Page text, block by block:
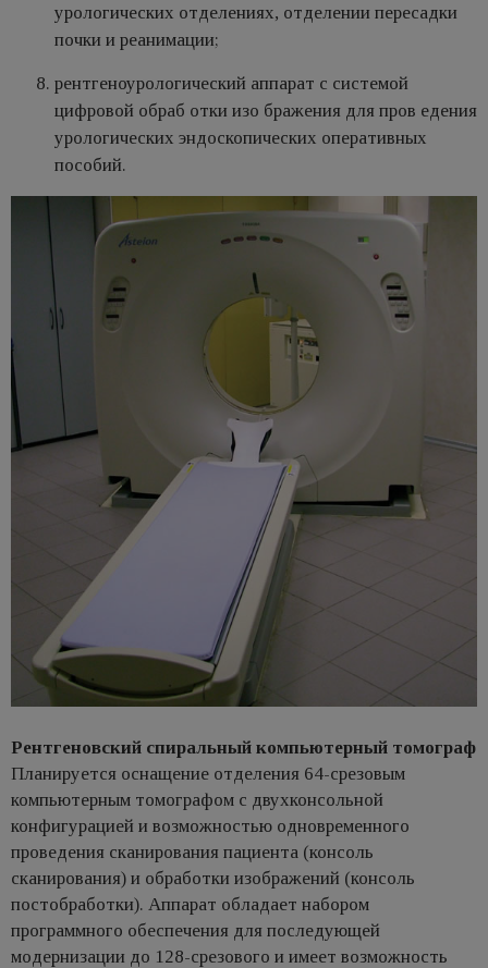
урологических отделениях, отделении пересадки
почки и реанимации;
рентгеноурологический аппарат с системой
цифровой обраб отки изо бражения для пров едения
урологических эндоскопических оперативных
пособий.
Рентгеновский спиральный компьютерный томограф
Планируется оснащение отделения 64-срезовым
компьютерным томографом с двухконсольной
конфигурацией и возможностью одновременного
проведения сканирования пациента (консоль
сканирования) и обработки изображений (консоль
постобработки). Аппарат обладает набором
программного обеспечения для последующей
модернизации до 128-срезового и имеет возможность